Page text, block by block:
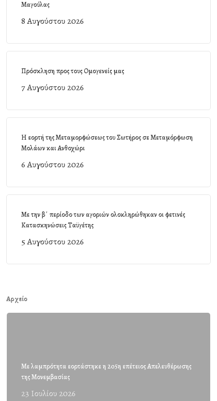
Μαγούλας
8 Αυγούστου 2026
Πρόσκληση προς τους Ομογενείς μας
7 Αυγούστου 2026
Η εορτή της Μεταμορφώσεως του Σωτήρος σε Μεταμόρφωση
Μολάων και Ανθοχώρι
6 Αυγούστου 2026
Με την β΄ περίοδο των αγοριών ολοκληρώθηκαν οι φετινές
Κατασκηνώσεις Ταϋγέτης
5 Αυγούστου 2026
Αρχείο
Με λαμπρότητα εορτάστηκε η 205η επέτειος Απελευθέρωσης
της Μονεμβασίας
23 Ιουλίου 2026